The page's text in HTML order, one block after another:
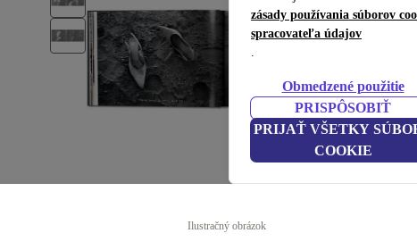
zásady používania súborov
spracovateľa údajov
.
Obmedzené použitie
PRISPÔSOBIŤ
PRIJAŤ VŠETKY
COOKIE
Ilustračný obrázok